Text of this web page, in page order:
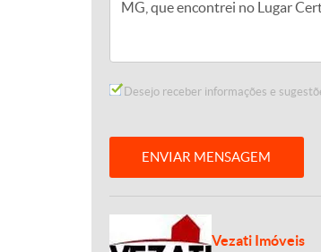
Desejo receber informações e
ENVIAR MENSAGEM
Vezati Imóveis